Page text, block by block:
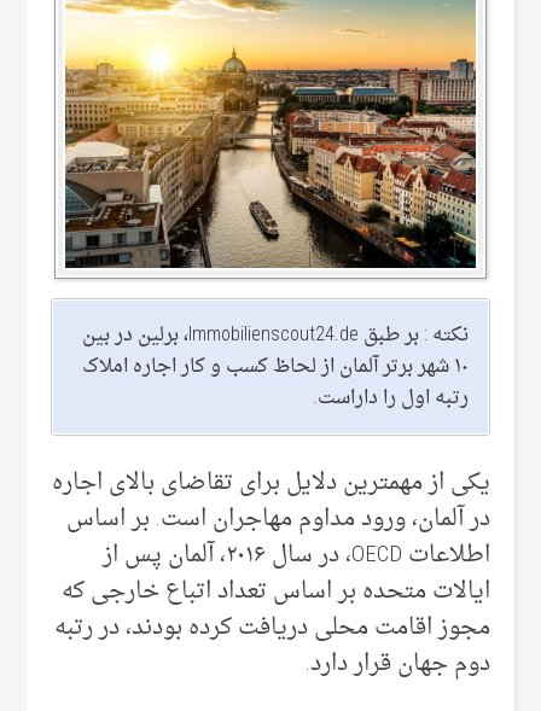
نکته : بر طبق Immobilienscout24.de، برلین در بین
۱۰ شهر برتر آلمان از لحاظ کسب و کار اجاره املاک
رتبه اول را داراست.
یکی از مهمترین دلایل برای تقاضای بالای اجاره
در آلمان، ورود مداوم مهاجران است. بر اساس
اطلاعات OECD، در سال ۲۰۱۶، آلمان پس از
ایالات متحده بر اساس تعداد اتباع خارجی که
مجوز اقامت محلی دریافت کرده بودند، در رتبه
دوم جهان قرار دارد.